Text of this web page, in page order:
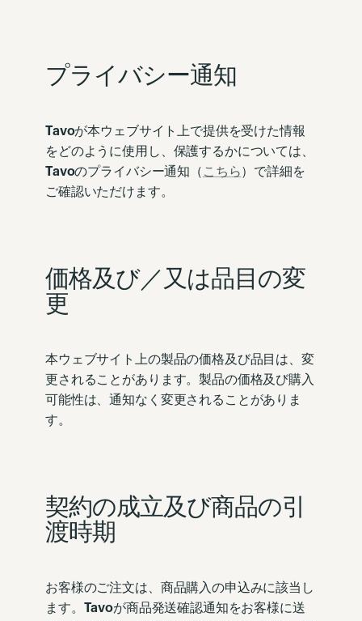
プライバシー通知
Tavoが本ウェブサイト上で提供を受けた情報
をどのように使用し、保護するかについては、
Tavoのプライバシー通知（ こちら）で詳細を
ご確認いただけます。
価格及び／又は品目の変
更
本ウェブサイト上の製品の価格及び品目は、変
更されることがあります。製品の価格及び購入
可能性は、通知なく変更されることがありま
す。
契約の成立及び商品の引
渡時期
お客様のご注文は、商品購入の申込みに該当し
ます。 Tavoが商品発送確認通知をお客様に送